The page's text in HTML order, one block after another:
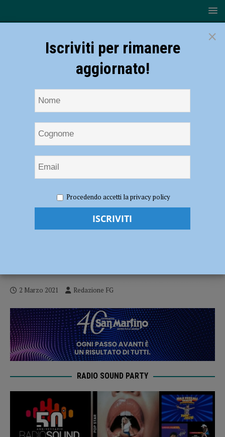
alloggi Erp e richieste di cambio alloggio, pubblicato il bando:
domande entro il 3 maggio
Assegnazione degli alloggi Erp e richieste
2 Marzo 2021 Redazione FG
RADIO SOUND PARTY
×
Iscriviti per rimanere
aggiornato!
Procedendo accetti la privacy policy